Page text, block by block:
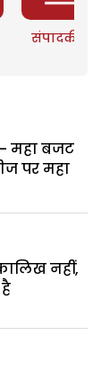
संपादकीय
महा बजट
पर महा
नहीं,